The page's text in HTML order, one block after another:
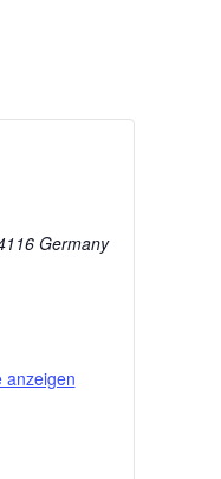
Germany
anzeigen